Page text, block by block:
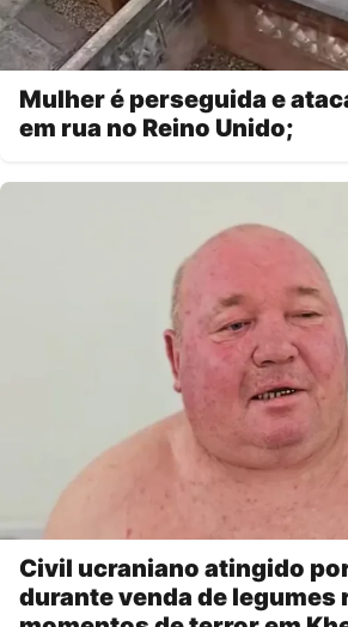
Mulher é perseguida e
em rua no Reino Unido;
Civil ucraniano atingido
durante venda de legumes